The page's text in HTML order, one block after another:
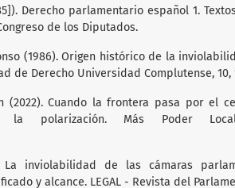
Derecho parlamentario español 1.
de los Diputados.
(1986). Origen histórico de la
de Derecho Universidad Complutense, 10,
(2022). Cuando la frontera pasa por el
la polarización. Más Poder
La inviolabilidad de las cámaras
y alcance. LEGAL - Revista del